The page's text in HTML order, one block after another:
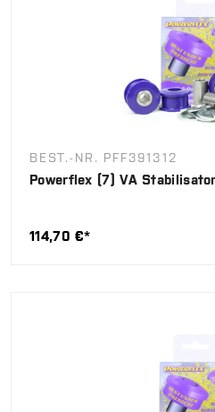
BEST.-NR. PFF391312
Powerflex (7) VA
114,70 €*